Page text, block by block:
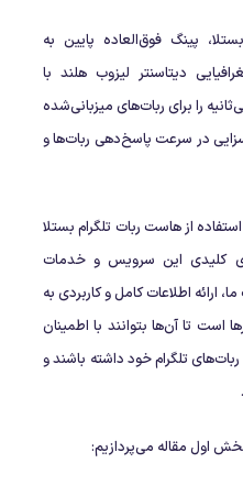
پینگ فوق‌العاده پایین به
دیتاسنتر لیزوب هلند با
اصلی تلگرام، پینگ زیر ۱ میلی‌ثانیه را برای ربات‌های میزبانی‌شده
در سرعت پاسخ‌دهی ربات‌ها و
از هاست ربات تلگرام بستلا
کلیدی این سرویس و خدمات
ارائه اطلاعات کامل و کاربردی به
تا آن‌ها بتوانند با اطمینان
تلگرام خود داشته باشند و
اول مقاله می‌پردازیم: